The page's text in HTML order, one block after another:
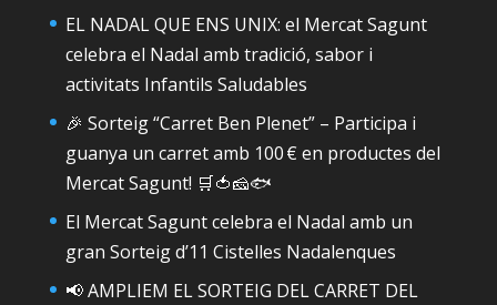
EL NADAL QUE ENS UNIX: el Mercat Sagunt
celebra el Nadal amb tradició, sabor i
activitats Infantils Saludables
🎉 Sorteig “Carret Ben Plenet” – Participa i
guanya un carret amb 100 € en productes del
Mercat Sagunt! 🛒🍅🧀🐟
El Mercat Sagunt celebra el Nadal amb un
gran Sorteig d’11 Cistelles Nadalenques
📢 AMPLIEM EL SORTEIG DEL CARRET DEL